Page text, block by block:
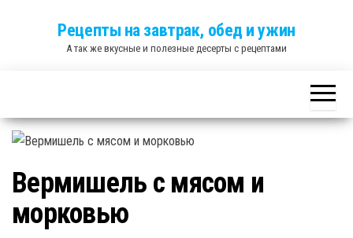
Рецепты на завтрак, обед и ужин
А так же вкусные и полезные десерты с рецептами
Вермишель с мясом и
морковью